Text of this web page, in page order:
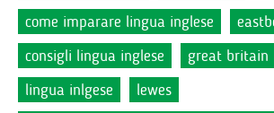
come imparare lingua inglese
consigli lingua inglese
great britain
lingua inlgese
lewes